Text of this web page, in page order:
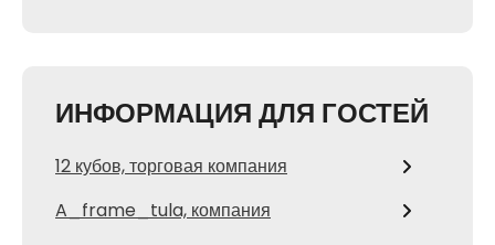
ИНФОРМАЦИЯ ДЛЯ ГОСТЕЙ
12 кубов, торговая компания
A_frame_tula, компания